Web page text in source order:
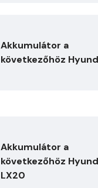
Akkumulátor a
következőhöz
Akkumulátor a
következőhöz
LX20